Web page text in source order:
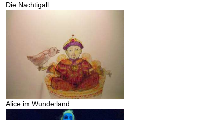
Die Nachtigall
Alice im Wunderland